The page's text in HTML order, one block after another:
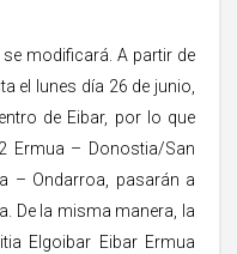
se modificará. A partir de
el lunes día 26 de junio,
de Eibar, por lo que
Ermua – Donostia/San
– Ondarroa, pasarán a
De la misma manera, la
Elgoibar Eibar Ermua